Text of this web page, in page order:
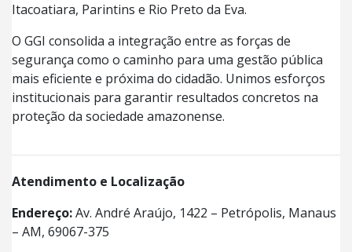
Itacoatiara, Parintins e Rio Preto da Eva.
O GGI consolida a integração entre as forças de
segurança como o caminho para uma gestão pública
mais eficiente e próxima do cidadão. Unimos esforços
institucionais para garantir resultados concretos na
proteção da sociedade amazonense.
Atendimento e Localização
Endereço:Av. André Araújo, 1422 – Petrópolis, Manaus
– AM, 69067-375